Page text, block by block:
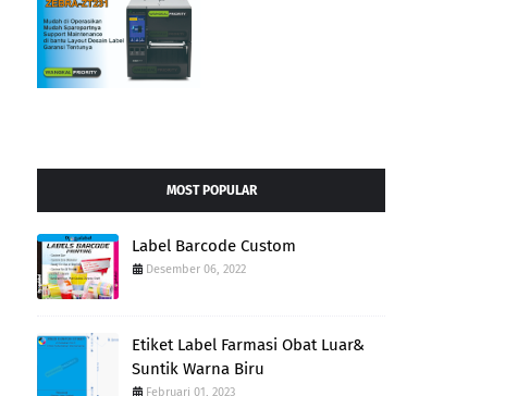
MOST POPULAR
Label Barcode Custom
Desember 06, 2022
Etiket Label Farmasi Obat Luar&
Suntik Warna Biru
Februari 01, 2023